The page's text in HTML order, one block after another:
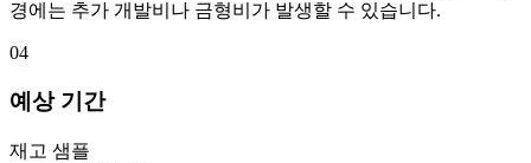
경에는 추가 개발비나 금형비가 발생할 수 있습니다.
04
예상 기간
재고 샘플